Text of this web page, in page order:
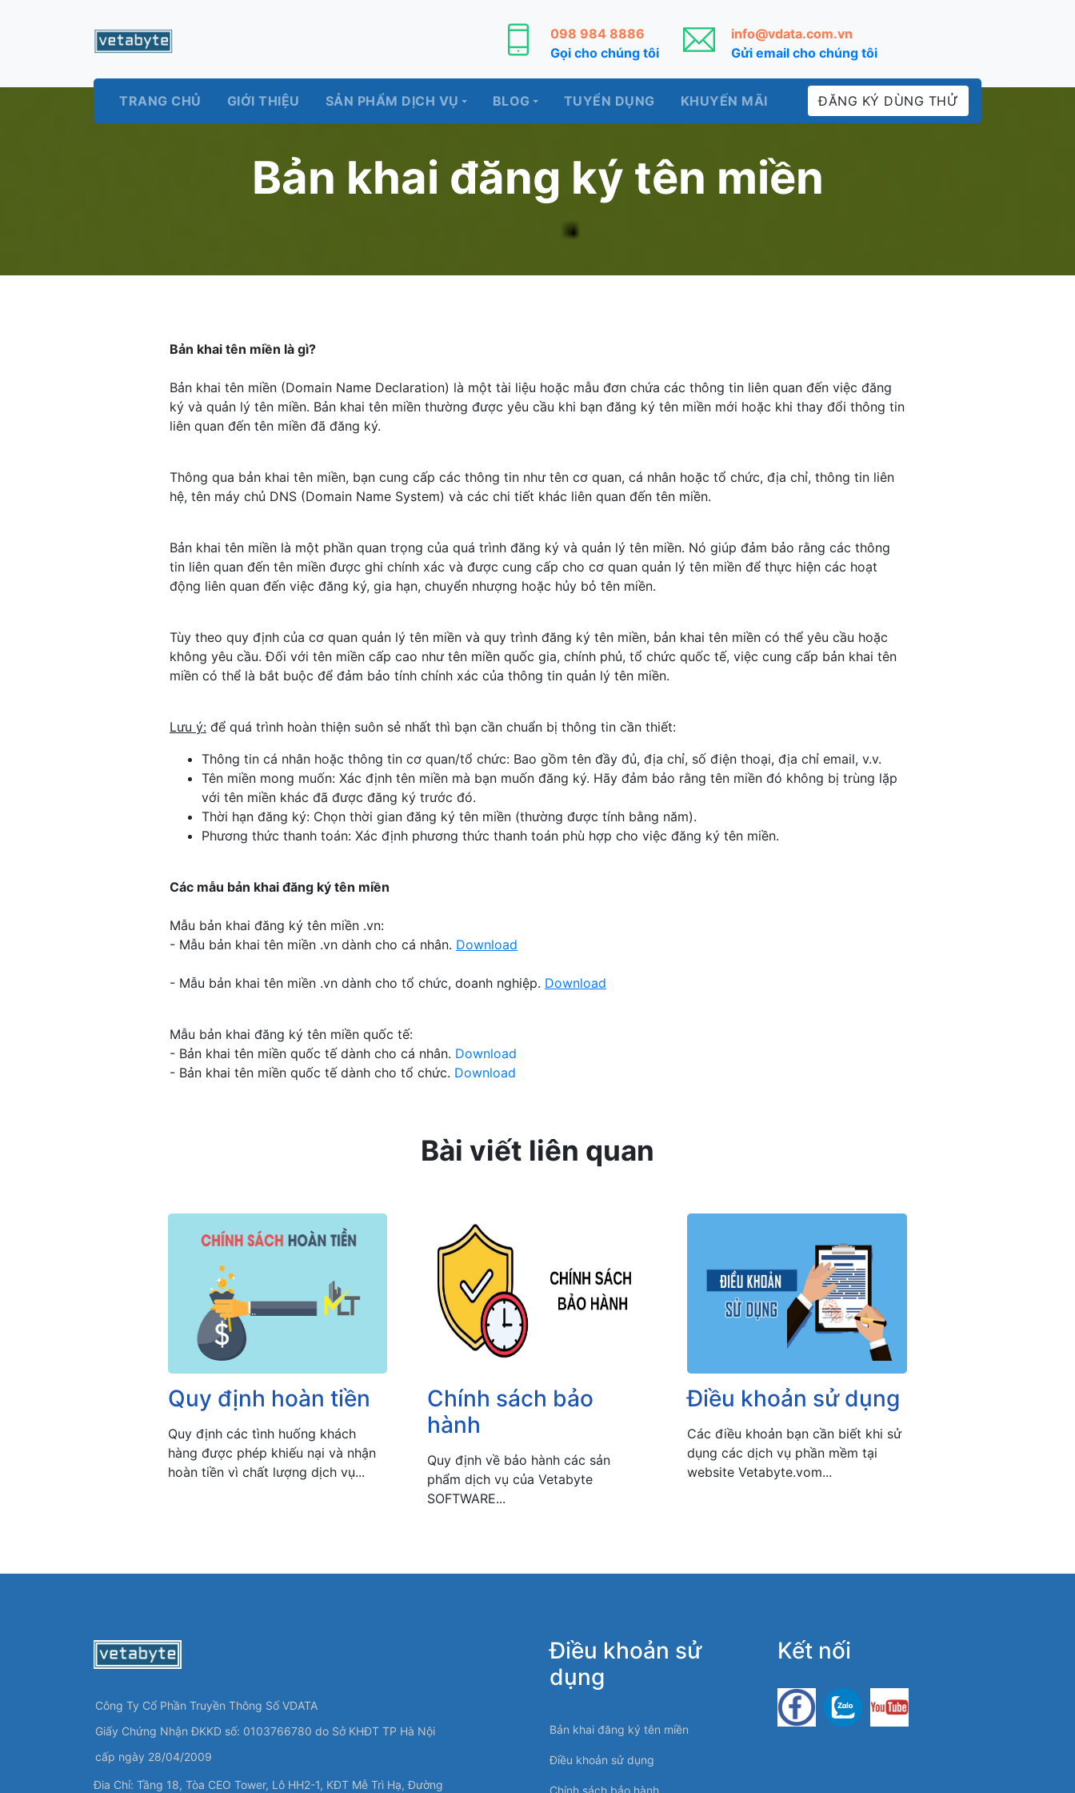
098 984 8886
Gọi cho chúng tôi
info@vdata.com.vn
Gửi email cho chúng tôi
TRANG CHỦ GIỚI THIỆU SẢN PHẨM DỊCH VỤ BLOG TUYỂN DỤNG KHUYẾN MÃI ĐĂNG KÝ DÙNG THỬ
Bản khai đăng ký tên miền
Bản khai tên miền là gì?
Bản khai tên miền (Domain Name Declaration) là một tài liệu hoặc mẫu đơn chứa các thông tin liên quan đến việc đăng
ký và quản lý tên miền. Bản khai tên miền thường được yêu cầu khi bạn đăng ký tên miền mới hoặc khi thay đổi thông tin
liên quan đến tên miền đã đăng ký.
Thông qua bản khai tên miền, bạn cung cấp các thông tin như tên cơ quan, cá nhân hoặc tổ chức, địa chỉ, thông tin liên
hệ, tên máy chủ DNS (Domain Name System) và các chi tiết khác liên quan đến tên miền.
Bản khai tên miền là một phần quan trọng của quá trình đăng ký và quản lý tên miền. Nó giúp đảm bảo rằng các thông
tin liên quan đến tên miền được ghi chính xác và được cung cấp cho cơ quan quản lý tên miền để thực hiện các hoạt
động liên quan đến việc đăng ký, gia hạn, chuyển nhượng hoặc hủy bỏ tên miền.
Tùy theo quy định của cơ quan quản lý tên miền và quy trình đăng ký tên miền, bản khai tên miền có thể yêu cầu hoặc
không yêu cầu. Đối với tên miền cấp cao như tên miền quốc gia, chính phủ, tổ chức quốc tế, việc cung cấp bản khai tên
miền có thể là bắt buộc để đảm bảo tính chính xác của thông tin quản lý tên miền.
Lưu ý: để quá trình hoàn thiện suôn sẻ nhất thì bạn cần chuẩn bị thông tin cần thiết:
Thông tin cá nhân hoặc thông tin cơ quan/tổ chức: Bao gồm tên đầy đủ, địa chỉ, số điện thoại, địa chỉ email, v.v.
Tên miền mong muốn: Xác định tên miền mà bạn muốn đăng ký. Hãy đảm bảo rằng tên miền đó không bị trùng lặp
với tên miền khác đã được đăng ký trước đó.
Thời hạn đăng ký: Chọn thời gian đăng ký tên miền (thường được tính bằng năm).
Phương thức thanh toán: Xác định phương thức thanh toán phù hợp cho việc đăng ký tên miền.
Các mẫu bản khai đăng ký tên miền
Mẫu bản khai đăng ký tên miền .vn:
- Mẫu bản khai tên miền .vn dành cho cá nhân. Download
- Mẫu bản khai tên miền .vn dành cho tổ chức, doanh nghiệp. Download
Mẫu bản khai đăng ký tên miền quốc tế:
- Bản khai tên miền quốc tế dành cho cá nhân. Download
- Bản khai tên miền quốc tế dành cho tổ chức. Download
Bài viết liên quan
Quy định hoàn tiền
Quy định các tình huống khách
hàng được phép khiếu nại và nhận
hoàn tiền vì chất lượng dịch vụ...
Chính sách bảo
hành
Quy định về bảo hành các sản
phẩm dịch vụ của Vetabyte
SOFTWARE...
Điều khoản sử dụng
Các điều khoản bạn cần biết khi sử
dụng các dịch vụ phần mềm tại
website Vetabyte.vom...
Công Ty Cổ Phần Truyền Thông Số VDATA
Giấy Chứng Nhận ĐKKD số: 0103766780 do Sở KHĐT TP Hà Nội
cấp ngày 28/04/2009
Đia Chỉ: Tầng 18, Tòa CEO Tower, Lô HH2-1, KĐT Mễ Trì Hạ, Đường
Điều khoản sử
dụng
Bản khai đăng ký tên miền
Điều khoản sử dụng
Chính sách bảo hành
Kết nối